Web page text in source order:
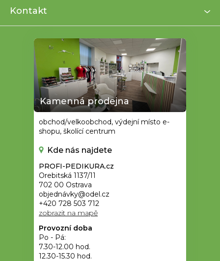
Kontakt
Kamenná prodejna
obchod/velkoobchod, výdejní místo e-
shopu, školící centrum
Kde nás najdete
PROFI-PEDIKURA.cz
Orebitská 1137/11
702 00 Ostrava
objednávky@odel.cz
+420 728 503 712
zobrazit na mapě
Provozní doba
Po - Pá:
7.30-12.00 hod.
12.30-15.30 hod.